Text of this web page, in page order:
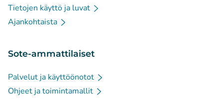
Tietojen käyttö ja luvat
Ajankohtaista
Sote-ammattilaiset
Palvelut ja käyttöönotot
Ohjeet ja toimintamallit